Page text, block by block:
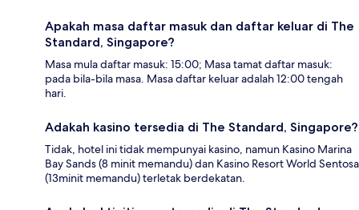
Apakah masa daftar masuk dan daftar keluar di The
Standard, Singapore?
Masa mula daftar masuk: 15:00; Masa tamat daftar masuk:
pada bila-bila masa. Masa daftar keluar adalah 12:00 tengah
hari.
Adakah kasino tersedia di The Standard, Singapore?
Tidak, hotel ini tidak mempunyai kasino, namun Kasino Marina
Bay Sands (8 minit memandu) dan Kasino Resort World Sentosa
(13minit memandu) terletak berdekatan.